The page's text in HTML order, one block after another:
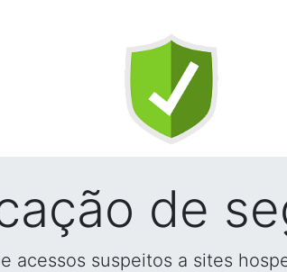
de
acessos suspeitos a sites